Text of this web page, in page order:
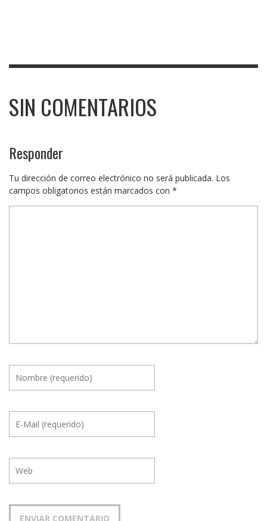
SIN COMENTARIOS
Responder
Tu dirección de correo electrónico no será publicada. Los
campos obligatorios están marcados con *